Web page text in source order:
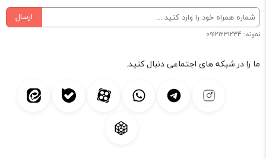
ارسال
نمونه: 09121231234
ما را در شبکه های اجتماعی دنبال کنید.